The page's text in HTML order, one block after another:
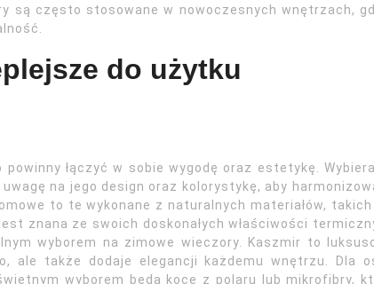
są często stosowane w nowoczesnych wnętrzach,
do użytku
łączyć w sobie wygodę oraz estetykę.
na jego design oraz kolorystykę, aby
to te wykonane z naturalnych materiałów, takich
znana ze swoich doskonałych właściwości
wyborem na zimowe wieczory. Kaszmir to
ale także dodaje elegancji każdemu wnętrzu. Dla
wyborem będą koce z polaru lub mikrofibry,